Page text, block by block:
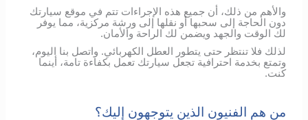
والأهم من ذلك، أن جميع هذه الإجراءات تتم في موقع سيارتك
دون الحاجة إلى سحبها أو نقلها إلى ورشة مركزية، مما يوفر
لك الوقت والجهد ويضمن لك الراحة والأمان.
لذلك فلا تنتظر حتى يتطور العطل الكهربائي. واتصل بنا اليوم،
وتمتع بخدمة احترافية تجعل سيارتك تعمل بكفاءة تامة، أينما
كنت.
من هم الفنيون الذين يتوجهون إليك؟